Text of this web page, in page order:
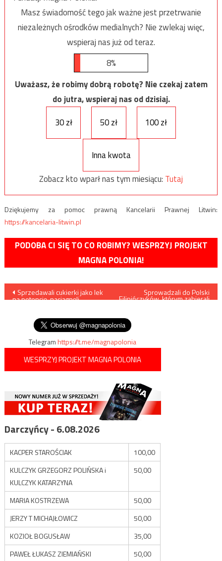
Masz świadomość tego jak ważne jest przetrwanie
niezależnych ośrodków medialnych? Nie zwlekaj więc,
wspieraj nas już od teraz.
8%
Uważasz, że robimy dobrą robotę? Nie czekaj zatem
do jutra, wspieraj nas od dzisiaj.
30 zł
50 zł 100 zł
Inna kwota
Zobacz kto wparł nas tym miesiącu: Tutaj
Dziękujemy za pomoc prawną Kancelarii Prawnej Litwin:
https://kancelaria-litwin.pl
PODOBA CI SIĘ TO CO ROBIMY? WESPRZYJ PROJEKT
MAGNA POLONIA!
Nawigacja
wpisu
Sprzedawali cukierki jako lek
na potencję, naciągnęli
Sprowadzali do Polski
Filipińczyków, którym zabierali
Telegramhttps://t.me/magnapolonia
WESPRZYJ PROJEKT MAGNA POLONIA
Darczyńcy - 6.08.2026
KACPER STAROŚCIAK
100,00
KULCZYK GRZEGORZ POLIŃSKA i
KULCZYK KATARZYNA
50,00
MARIA KOSTRZEWA
50,00
JERZY T MICHAJŁOWICZ
50,00
KOZIOŁ BOGUSŁAW
35,00
PAWEŁ ŁUKASZ ZIEMIAŃSKI
50,00